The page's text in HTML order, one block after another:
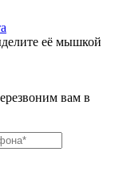
её мышкой
вам в